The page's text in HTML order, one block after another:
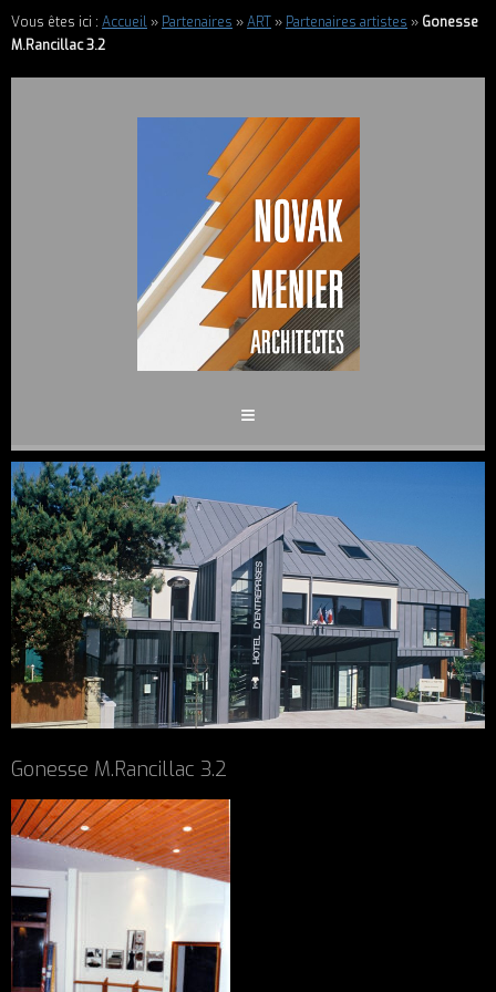
Vous êtes ici : Accueil» Partenaires »ART» Partenaires artistes » Gonesse
M.Rancillac 3.2
Gonesse M.Rancillac 3.2